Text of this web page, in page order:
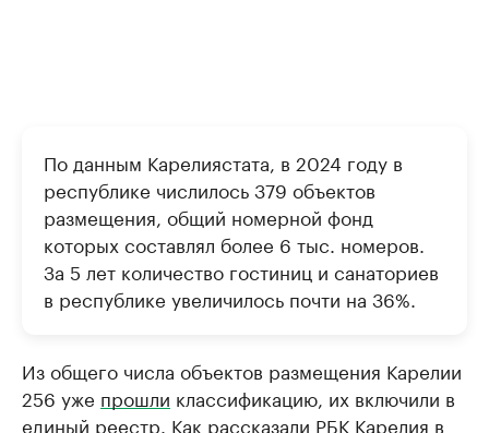
По данным Карелиястата, в 2024 году в
республике числилось 379 объектов
размещения, общий номерной фонд
которых составлял более 6 тыс. номеров.
За 5 лет количество гостиниц и санаториев
в республике увеличилось почти на 36%.
Из общего числа объектов размещения Карелии
256 уже прошли классификацию, их включили в
единый реестр. Как рассказали РБК Карелия в